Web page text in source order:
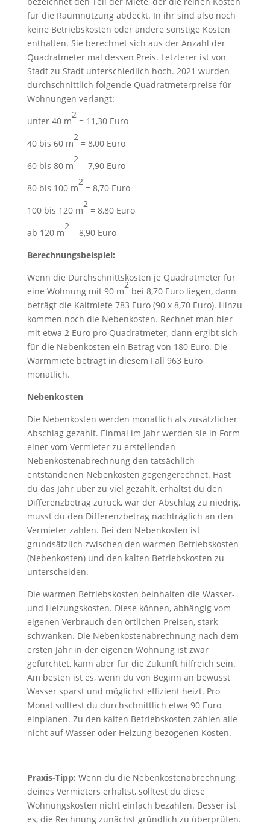
für die Raumnutzung abdeckt. In ihr sind also noch
keine Betriebskosten oder andere sonstige Kosten
enthalten. Sie berechnet sich aus der Anzahl der
Quadratmeter mal dessen Preis. Letzterer ist von
Stadt zu Stadt unterschiedlich hoch. 2021 wurden
durchschnittlich folgende Quadratmeterpreise für
Wohnungen verlangt:
unter 40 m
2
= 11,30 Euro
40 bis 60 m
2
= 8,00 Euro
60 bis 80 m
2
= 7,90 Euro
80 bis 100 m
2
= 8,70 Euro
100 bis 120 m
2
= 8,80 Euro
ab 120 m
2
= 8,90 Euro
Berechnungsbeispiel:
Wenn die Durchschnittskosten je Quadratmeter für
eine Wohnung mit 90 m
2
bei 8,70 Euro liegen, dann
beträgt die Kaltmiete 783 Euro (90 x 8,70 Euro). Hinzu
kommen noch die Nebenkosten. Rechnet man hier
mit etwa 2 Euro pro Quadratmeter, dann ergibt sich
für die Nebenkosten ein Betrag von 180 Euro. Die
Warmmiete beträgt in diesem Fall 963 Euro
monatlich.
Nebenkosten
Die Nebenkosten werden monatlich als zusätzlicher
Abschlag gezahlt. Einmal im Jahr werden sie in Form
einer vom Vermieter zu erstellenden
Nebenkostenabrechnung den tatsächlich
entstandenen Nebenkosten gegengerechnet. Hast
du das Jahr über zu viel gezahlt, erhältst du den
Differenzbetrag zurück, war der Abschlag zu niedrig,
musst du den Differenzbetrag nachträglich an den
Vermieter zahlen. Bei den Nebenkosten ist
grundsätzlich zwischen den warmen Betriebskosten
(Nebenkosten) und den kalten Betriebskosten zu
unterscheiden.
Die warmen Betriebskosten beinhalten die Wasser-
und Heizungskosten. Diese können, abhängig vom
eigenen Verbrauch den örtlichen Preisen, stark
schwanken. Die Nebenkostenabrechnung nach dem
ersten Jahr in der eigenen Wohnung ist zwar
gefürchtet, kann aber für die Zukunft hilfreich sein.
Am besten ist es, wenn du von Beginn an bewusst
Wasser sparst und möglichst effizient heizt. Pro
Monat solltest du durchschnittlich etwa 90 Euro
einplanen. Zu den kalten Betriebskosten zählen alle
nicht auf Wasser oder Heizung bezogenen Kosten.
Praxis-Tipp: Wenn du die Nebenkostenabrechnung
deines Vermieters erhältst, solltest du diese
Wohnungskosten nicht einfach bezahlen. Besser ist
es, die Rechnung zunächst gründlich zu überprüfen.